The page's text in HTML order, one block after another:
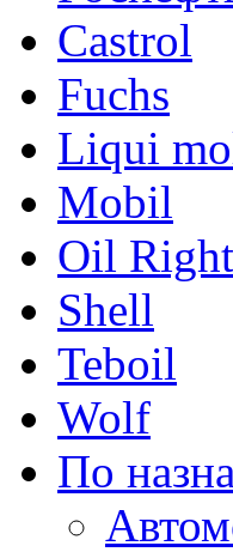
Castrol
Fuchs
Liqui
Mobil
Oil Right
Shell
Teboil
Wolf
По